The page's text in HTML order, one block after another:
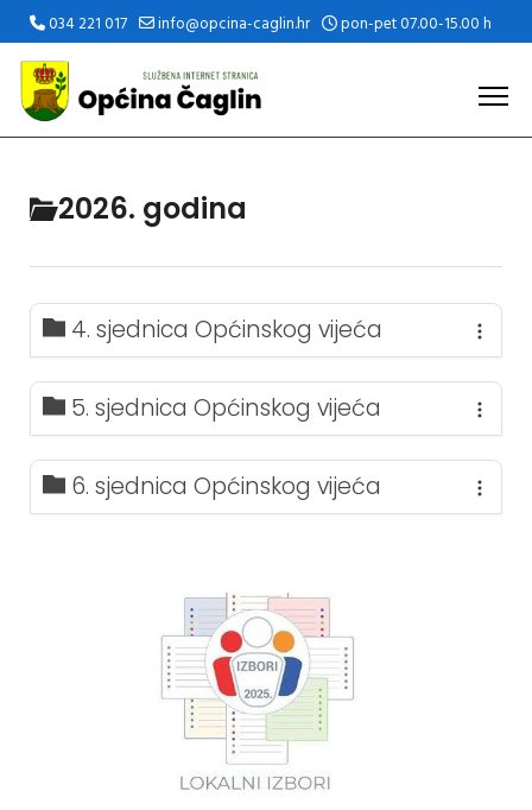
034 221 017 info@opcina-caglin.hr pon-pet 07.00-15.00 h
2026. godina
4. sjednica Općinskog vijeća
5. sjednica Općinskog vijeća
6. sjednica Općinskog vijeća